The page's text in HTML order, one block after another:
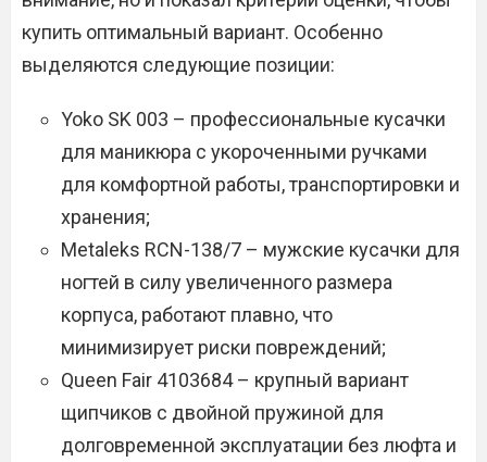
купить оптимальный вариант. Особенно
выделяются следующие позиции:
Yoko SK 003 – профессиональные кусачки
для маникюра с укороченными ручками
для комфортной работы, транспортировки и
хранения;
Metaleks RCN-138/7 – мужские кусачки для
ногтей в силу увеличенного размера
корпуса, работают плавно, что
минимизирует риски повреждений;
Queen Fair 4103684 – крупный вариант
щипчиков с двойной пружиной для
долговременной эксплуатации без люфта и